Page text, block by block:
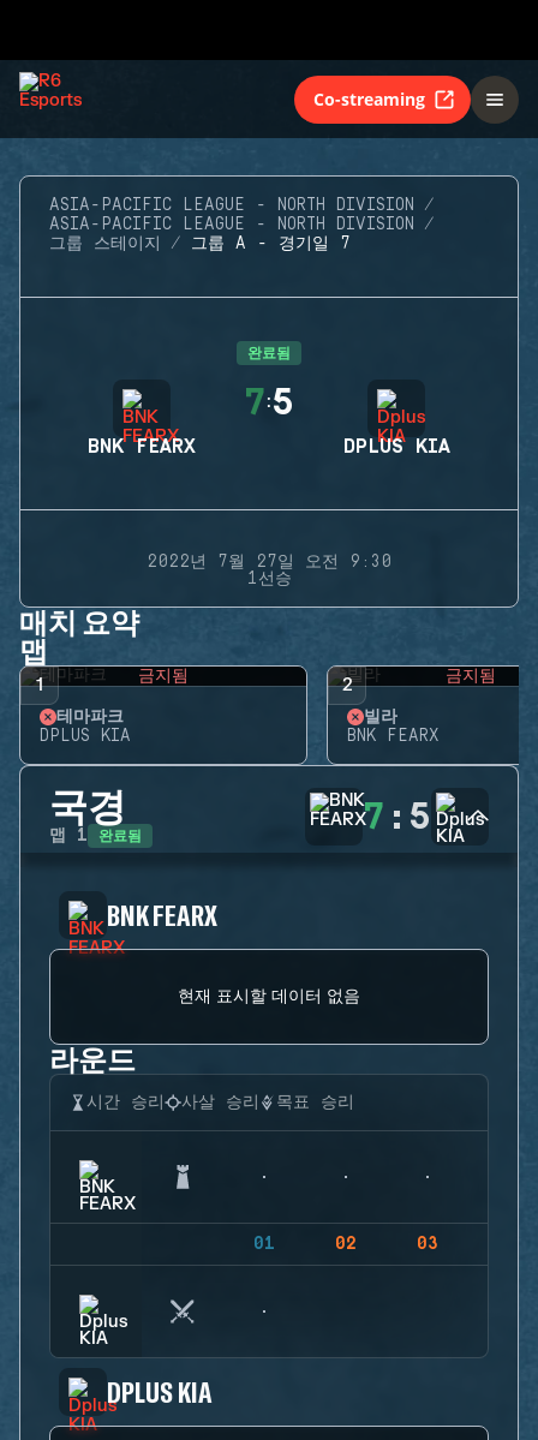
Co-streaming
ASIA-PACIFIC LEAGUE - NORTH DIVISION
ASIA-PACIFIC LEAGUE - NORTH DIVISION
그룹 스테이지
그룹 A - 경기일 7
완료됨
BNK FEARX
7:5
DPLUS KIA
2022년 7월 27일 오전 9:30
1선승
매치 요약
맵
1 금지됨
테마파크
DPLUS KIA
2 금지됨
빌라
BNK FEARX
국경
맵 1 완료됨 7 : 5
BNK FEARX
현재 표시할 데이터 없음
라운드
시간 승리 사살 승리 목표 승리
01 02 03
DPLUS KIA